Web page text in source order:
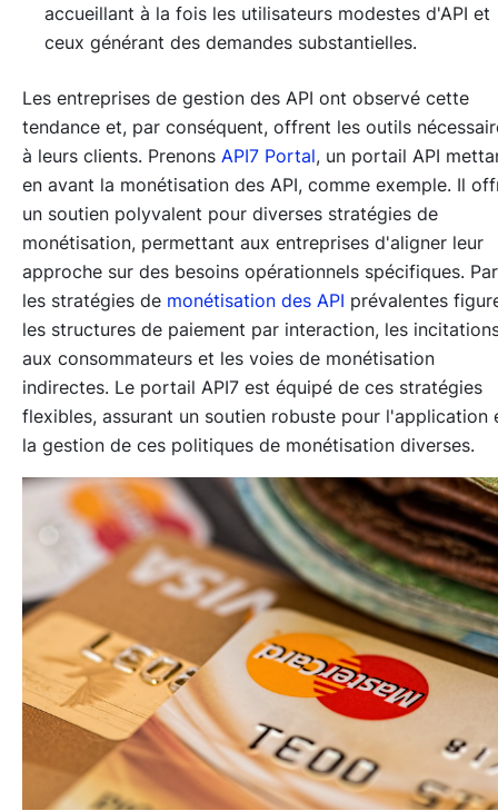
accueillant à la fois les utilisateurs modestes d'API et
ceux générant des demandes substantielles.
Les entreprises de gestion des API ont observé cette
tendance et, par conséquent, offrent les outils
à leurs clients. Prenons API7 Portal, un portail API
en avant la monétisation des API, comme exemple. Il
un soutien polyvalent pour diverses stratégies de
monétisation, permettant aux entreprises d'aligner leur
approche sur des besoins opérationnels spécifiques.
les stratégies de monétisation des API prévalentes
les structures de paiement par interaction, les
aux consommateurs et les voies de monétisation
indirectes. Le portail API7 est équipé de ces stratégies
flexibles, assurant un soutien robuste pour l'application
la gestion de ces politiques de monétisation diverses.